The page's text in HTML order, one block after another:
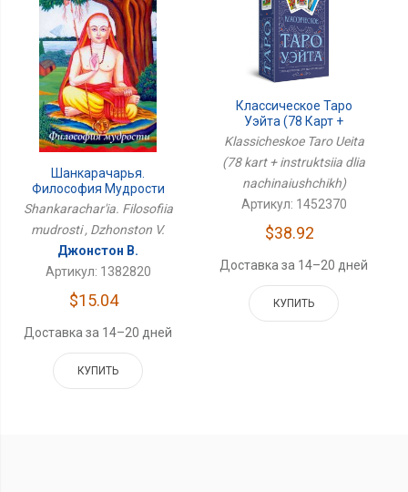
Шанкарачарья.
Философия Мудрости
Shankarachar'ia. Filosofiia
mudrosti , Dzhonston V.
Джонстон В.
Артикул: 1382820
$15.04
Доставка за 14–20 дней
КУПИТЬ
Классическое Таро
Уэйта (78 Карт +
Инструкция Для
Klassicheskoe Taro Ueita
(78 kart + instruktsiia dlia
nachinaiushchikh)
Артикул: 1452370
$38.92
Доставка за 14–20 дней
КУПИТЬ